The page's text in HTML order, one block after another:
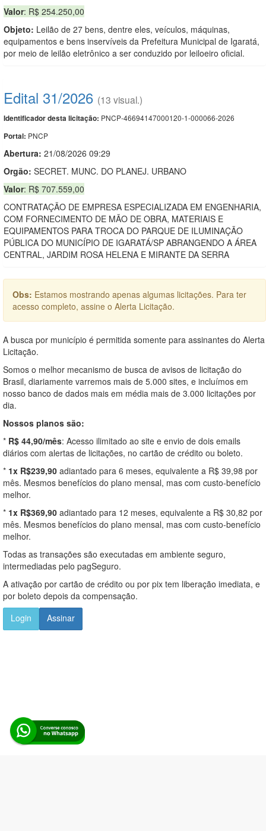
Valor: R$ 254.250,00
Objeto: Leilão de 27 bens, dentre eles, veículos, máquinas,
equipamentos e bens inservíveis da Prefeitura Municipal de Igaratá,
por meio de leilão eletrônico a ser conduzido por leiloeiro oficial.
Edital 31/2026 (13 visual.)
Identificador desta licitação: PNCP-46694147000120-1-000066-2026
Portal: PNCP
Abertura: 21/08/2026 09:29
Orgão: SECRET. MUNC. DO PLANEJ. URBANO
Valor: R$ 707.559,00
CONTRATAÇÃO DE EMPRESA ESPECIALIZADA EM ENGENHARIA,
COM FORNECIMENTO DE MÃO DE OBRA, MATERIAIS E
EQUIPAMENTOS PARA TROCA DO PARQUE DE ILUMINAÇÃO
PÚBLICA DO MUNICÍPIO DE IGARATÁ/SP ABRANGENDO A ÁREA
CENTRAL, JARDIM ROSA HELENA E MIRANTE DA SERRA
Obs: Estamos mostrando apenas algumas licitações. Para ter
acesso completo, assine o Alerta Licitação.
A busca por município é permitida somente para assinantes do Alerta
Licitação.
Somos o melhor mecanismo de busca de avisos de licitação do
Brasil, diariamente varremos mais de 5.000 sites, e incluímos em
nosso banco de dados mais em média mais de 3.000 licitações por
dia.
Nossos planos são:
* R$ 44,90/mês: Acesso ilimitado ao site e envio de dois emails
diários com alertas de licitações, no cartão de crédito ou boleto.
* 1x R$239,90 adiantado para 6 meses, equivalente a R$ 39,98 por
mês. Mesmos benefícios do plano mensal, mas com custo-benefício
melhor.
* 1x R$369,90 adiantado para 12 meses, equivalente a R$ 30,82 por
mês. Mesmos benefícios do plano mensal, mas com custo-benefício
melhor.
Todas as transações são executadas em ambiente seguro,
intermediadas pelo pagSeguro.
A ativação por cartão de crédito ou por pix tem liberação imediata, e
por boleto depois da compensação.
Login
Assinar